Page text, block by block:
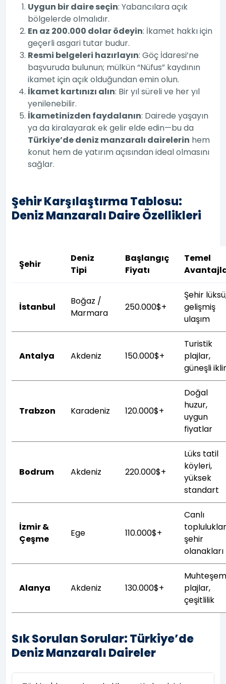
Uygun bir daire seçin: Yabancılara açık
bölgelerde olmalıdır.
En az 200.000 dolar ödeyin: İkamet hakkı için
geçerli asgari tutar budur.
Resmi belgeleri hazırlayın: Göç İdaresi’ne
başvuruda bulunun; mülkün “Nüfus” kaydının
ikamet için açık olduğundan emin olun.
İkamet kartınızı alın: Bir yıl süreli ve her yıl
yenilenebilir.
İkametinizden faydalanın: Dairede yaşayın
ya da kiralayarak ek gelir elde edin—bu da
Türkiye’de deniz manzaralı dairelerin hem
konut hem de yatırım açısından ideal olmasını
sağlar.
Şehir Karşılaştırma Tablosu:
Deniz Manzaralı Daire Özellikleri
Şehir
Deniz
Tipi
Başlangıç
Fiyatı
Temel
İstanbul
Boğaz /
Marmara
250.000$+
Şehir
gelişmiş
ulaşım
Antalya Akdeniz 150.000$+
Turistik
plajlar,
güneşli
Trabzon Karadeniz 120.000$+
Doğal
huzur,
uygun
fiyatlar
Bodrum Akdeniz 220.000$+
Lüks tatil
köyleri,
yüksek
standart
İzmir &
Çeşme
Ege 110.000$+
Canlı
şehir
olanakları
Alanya Akdeniz 130.000$+
plajlar,
çeşitlilik
Sık Sorulan Sorular: Türkiye’de
Deniz Manzaralı Daireler